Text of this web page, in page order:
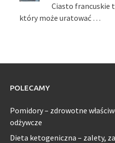
Ciasto francuskie
który może uratować …
POLECAMY
Pomidory – zdrowotne
odżywcze
Dieta ketogeniczna – zalety,